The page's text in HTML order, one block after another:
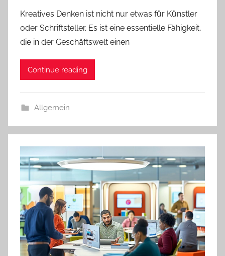
Kreatives Denken ist nicht nur etwas für Künstler
oder Schriftsteller. Es ist eine essentielle Fähigkeit,
die in der Geschäftswelt einen
Continue reading
Allgemein